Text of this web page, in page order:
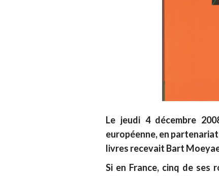
Le jeudi 4 décembre
européenne, en
livres recevait Bart
Si en France, cinq de ses